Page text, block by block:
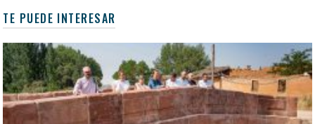
TE PUEDE INTERESAR